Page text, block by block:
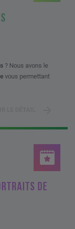
? Nous avons le
vous permettant
DE